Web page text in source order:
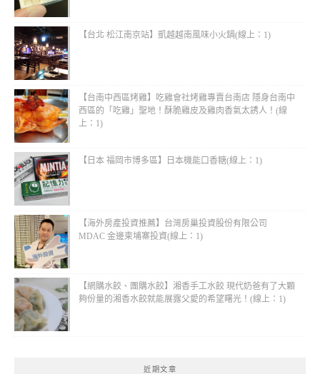
【台北 松江南京站】凱越越南風味小火鍋(線上：1)
【台南中西區烤雞】吃雞會社烤雞專賣台南店 隱身台南中
西區的「吃雞」聖地！酥脆雞皮及雞肉香氣太誘人！(線
上：1)
【日本 福岡市博多區】日本機能口香糖(線上：1)
【海外房產投資推薦】台灣房巢投資股份有限公司
MDAC 金邊柬埔寨投資(線上：1)
【網購水餃、團購水餃】湘香手工水餃 現代奶爸有了大顆
夠份量的湘香水餃就能展露父愛的希望曙光！(線上：1)
近期文章